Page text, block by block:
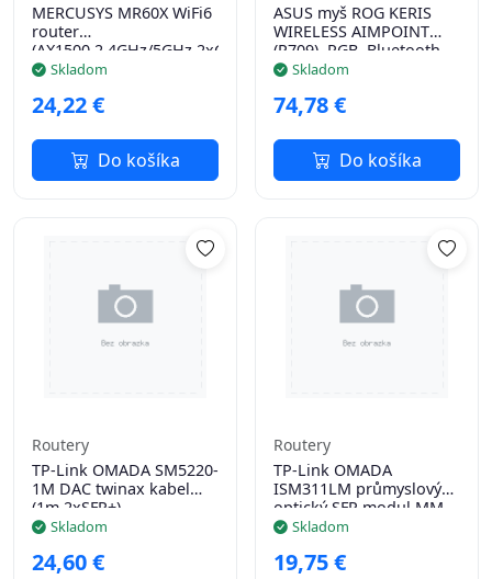
MERCUSYS MR60X WiFi6
router
(AX1500,2,4GHz/5GHz,2xGbELAN,1xGbEWAN)
Skladom
24,22 €
Do košíka
ASUS myš ROG KERIS
WIRELESS AIMPOINT
(P709), RGB, Bluetooth,
černáSkladom
74,78 €
Do košíka
Routery
TP-Link OMADA SM5220-
1M DAC twinax kabel
(1m,2xSFP+)
Skladom
24,60 €
Routery
TP-Link OMADA
ISM311LM průmyslový
optický SFP modul MM
(550nm), 1,25Gb/s, LC,
Skladom
19,75 €